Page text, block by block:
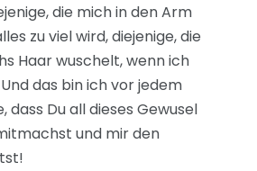
die mich in den Arm
zu viel wird, diejenige, die
Haar wuschelt, wenn ich
das bin ich vor jedem
dass Du all dieses Gewusel
und mir den